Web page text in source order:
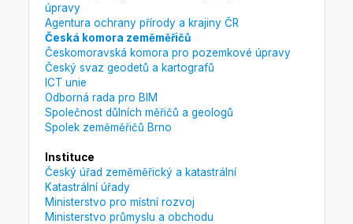
úpravy
Agentura ochrany přírody a krajiny ČR
Česká komora zeměměřičů
Českomoravská komora pro pozemkové úpravy
Český svaz geodetů a kartografů
ICT unie
Odborná rada pro BIM
Společnost důlních měřičů a geologů
Spolek zeměměřičů Brno
Instituce
Český úřad zeměměřický a katastrální
Katastrální úřady
Ministerstvo pro místní rozvoj
Ministerstvo průmyslu a obchodu